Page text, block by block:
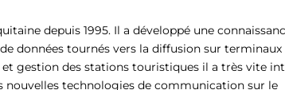
depuis 1995. Il a développé une
données tournés vers la diffusion sur terminaux
et gestion des stations touristiques il a très vite
nouvelles technologies de communication sur le